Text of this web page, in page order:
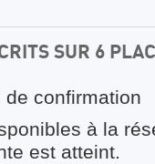
SUR 6
confirmation
à la
est atteint.